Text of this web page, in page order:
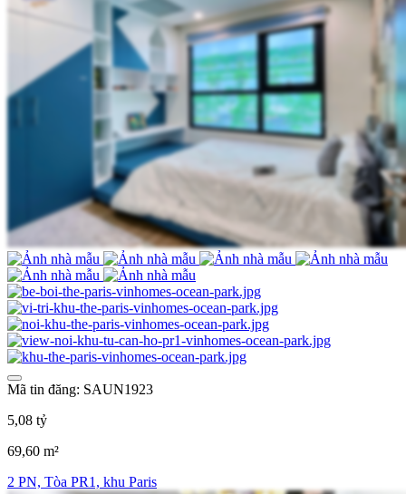
Mã tin đăng: SAUN1923
5,08 tỷ
69,60 m²
2 PN, Tòa PR1, khu Paris